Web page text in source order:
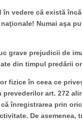
în vedere că există
Numai aşa
grave prejudicii de
din timpul predării
fizice în ceea ce
art. 272
înregistrarea prin
De asemenea,